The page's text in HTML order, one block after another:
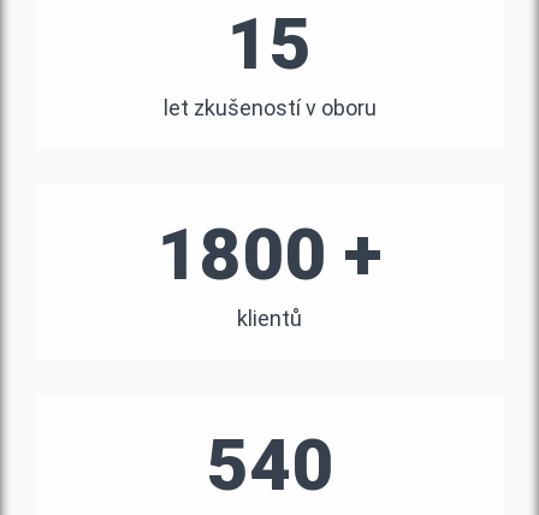
15
let zkušeností v oboru
1800 +
klientů
540